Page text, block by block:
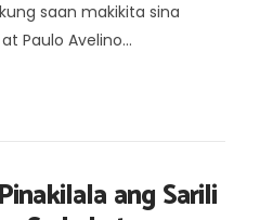
saan makikita sina
Paulo Avelino...
ang Sarili